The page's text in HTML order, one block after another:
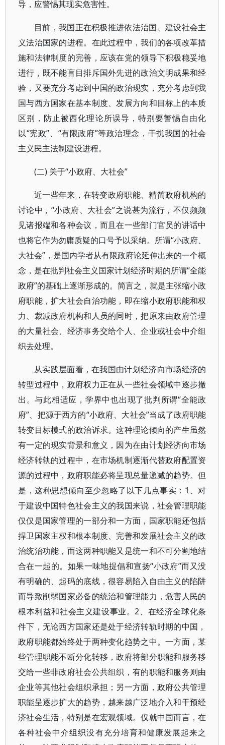
导，应警惕其现实危害性。
目前，我国正在积极推进依法治国、建设社会主
义法治国家的进程。在此过程中，我们的各项改革措
施和法律制度的完善，应该在党的领导下积极稳妥地
进行，既不能盲目排斥国外先进的政治文明成果和经
验，又要充分考虑到中国的政治现实，充分考虑到我
国与西方国家在基本制度、发展方向和目标上的本质
区别，防止被西化理论所误导，特别要警惕自由化
以“宪政”、“有限政府”等政治理念，干扰我国的社会
主义民主法制建设进程。
(二) 关于“小政府、大社会”
近一些年来，在转变政府职能、精简政府机构的
讨论中，“小政府、大社会”之说甚为流行，不仅频频
见诸报端和各种会议，而且在一些部门官员的讲话中
也将它作为勿庸质疑的口号予以采纳。所谓“小政府、
大社会”，是国内学者从有限政府论延伸出来的一个概
念，是在批判社会主义国家计划经济时期的所谓“全能
政府”的基础上逐渐形成的。简言之，就是主张缩小政
府职能，扩大社会自治功能，即在缩小政府职能和权
力、裁减政府机构和人员的同时，把原来由政府管理
的大量社会、经济事务交给个人、企业或社会中介组
织去处理。
从实践层面看，在我国由计划经济向市场经济的
转型过程中，政府权力正在从一些社会领域中逐步撤
出。与此相适应，学界中也出现了批判所谓“全能政
府”、把源于西方的“小政府、大社会”当成了政府职能
转变目标模式的政治诉求。这种理论倾向的产生虽然
有一定的现实背景和意义，因为在由计划经济向市场
经济转轨的过程中，在市场机制逐渐代替政府配置资
源的过程中，政府职能必将呈现总量递减的趋势。但
是，这种思想倾向至少忽略了以下几点事实：1、对
于建设中国特色社会主义的我国来说，社会管理职能
仅仅是国家管理的一部分和一方面，国家职能还包括
捍卫国家主权和根本制度、完善和发展社会主义的政
治统治功能，而这两种职能又是统一和不可分割地结
合在一起的。如果一味地提倡和宣扬“小政府”而又没
有明确的、起码的底线，很容易陷入自由主义的陷阱
而导致削弱国家必备的统治和管理能力，危害人民的
根本利益和社会主义建设事业。2、在经济全球化条
件下，无论西方国家还是处于经济转轨时期的中国，
政府职能都始终处于两种变化趋势之中。一方面，某
些管理职能不断分化转移，政府将部分职能和服务移
交给一些非政府社会公共组织，有的职能和服务则由
企业等其他社会组织承担；另一方面，政府公共管理
职能呈逐步扩大的趋势，越来越广泛地介入和干预经
济社会生活，特别是在宏观领域。仅就中国而言，在
各种社会中介组织没有充分培育和健康发展起来之